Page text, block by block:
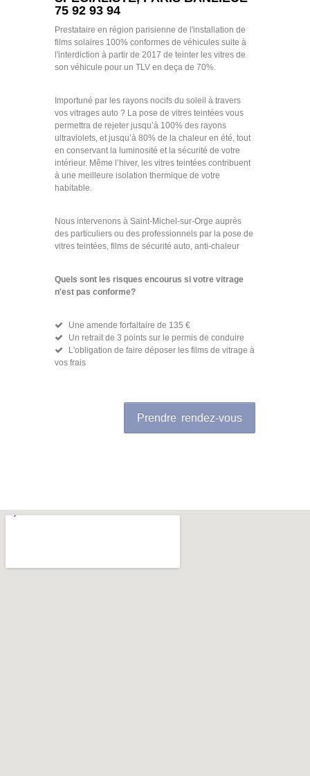
75 92 93 94
Prestataire en région parisienne de l'installation de
films solaires 100% conformes de véhicules suite à
l'interdiction à partir de 2017 de teinter les vitres de
son véhicule pour un TLV en deça de 70%.
Importuné par les rayons nocifs du soleil à travers
vos vitrages auto ? La pose de vitres teintées vous
permettra de rejeter jusqu’à 100% des rayons
ultraviolets, et jusqu’à 80% de la chaleur en été, tout
en conservant la luminosité et la sécurité de votre
intérieur. Même l’hiver, les vitres teintées contribuent
à une meilleure isolation thermique de votre
habitable.
Nous intervenons à Saint-Michel-sur-Orge auprès
des particuliers ou des professionnels par la pose de
vitres teintées, films de sécurité auto, anti-chaleur
Quels sont les risques encourus si votre vitrage
n'est pas conforme?
Une amende forfaitaire de 135 €
Un retrait de 3 points sur le permis de conduire
L'obligation de faire déposer les films de vitrage à
vos frais
Prendre rendez-vous